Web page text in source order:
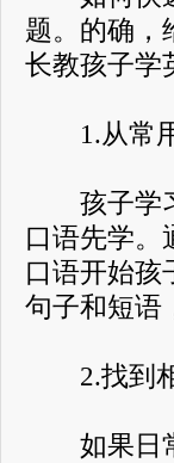
题。的确，
长教孩子学
1.从常用
孩子学习
口语先学。
口语开始孩
句子和短语
2.找到相
如果日常